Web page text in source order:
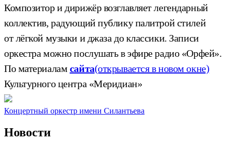
Композитор и дирижёр возглавляет легендарный
коллектив, радующий публику палитрой стилей
от лёгкой музыки и джаза до классики. Записи
оркестра можно послушать в эфире радио «Орфей».
По материалам сайта(открывается в новом окне)
Культурного центра «Меридиан»
Концертный оркестр имени Силантьева
Новости